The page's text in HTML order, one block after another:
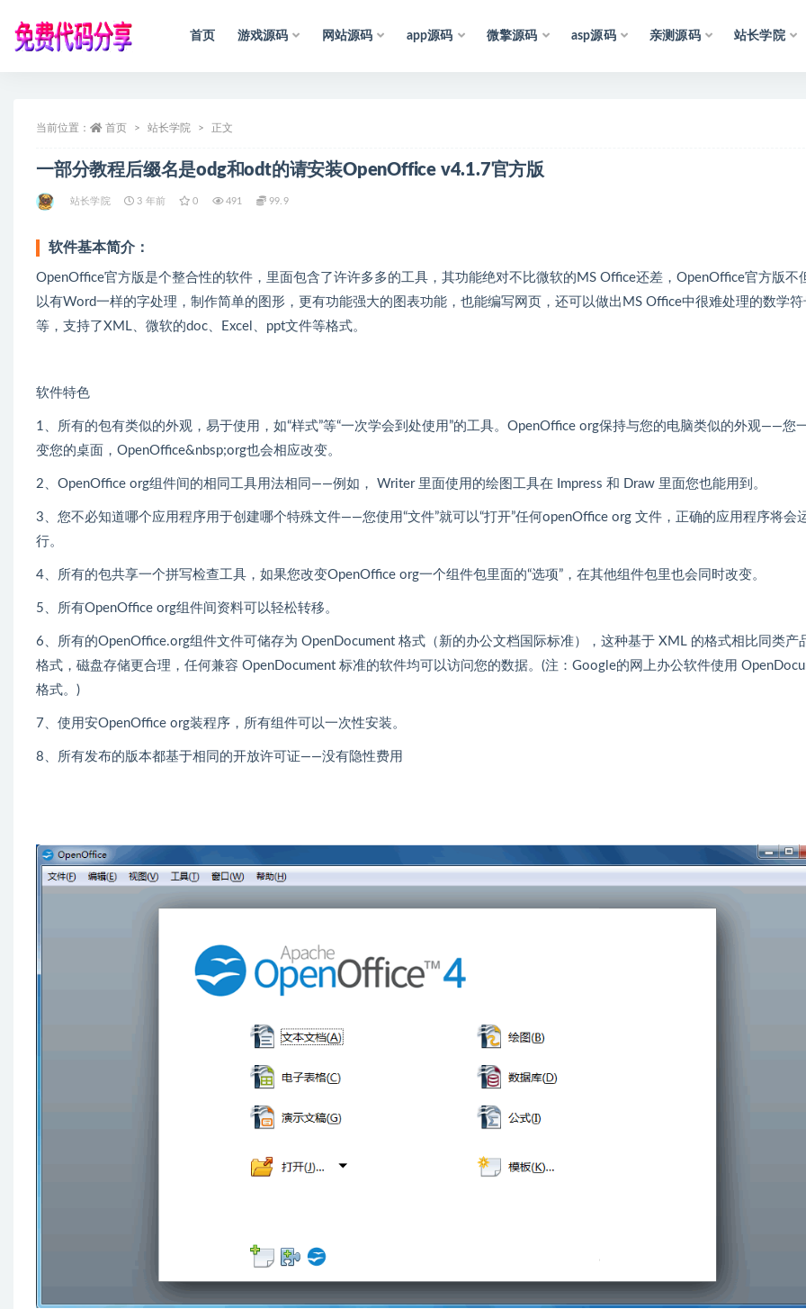
首页 游戏源码 网站源码 app源码 微擎源码 asp源码 亲测源码 站长学院
当前位置： 首页 站长学院 正文
一部分教程后缀名是odg和odt的请安装OpenOffice v4.1.7官方版
站长学院 3 年前 0 491 99.9
软件基本简介：
OpenOffice官方版是个整合性的软件，里面包含了许许多多的工具，其功能绝对不比微软的MS Office还差，OpenOffice官方版不
以有Word一样的字处理，制作简单的图形，更有功能强大的图表功能，也能编写网页，还可以做出MS Office中很难处理的数学符
等，支持了XML、微软的doc、Excel、ppt文件等格式。
软件特色
1、所有的包有类似的外观，易于使用，如“样式”等“一次学会到处使用”的工具。OpenOffice org保持与您的电脑类似的外观——您
变您的桌面，OpenOffice&nbsp;org也会相应改变。
2、OpenOffice org组件间的相同工具用法相同——例如， Writer 里面使用的绘图工具在 Impress 和 Draw 里面您也能用到。
3、您不必知道哪个应用程序用于创建哪个特殊文件——您使用“文件”就可以“打开”任何openOffice org 文件，正确的应用程序将会
行。
4、所有的包共享一个拼写检查工具，如果您改变OpenOffice org一个组件包里面的“选项”，在其他组件包里也会同时改变。
5、所有OpenOffice org组件间资料可以轻松转移。
6、所有的OpenOffice.org组件文件可储存为 OpenDocument 格式（新的办公文档国际标准），这种基于 XML 的格式相比同类产
格式，磁盘存储更合理，任何兼容 OpenDocument 标准的软件均可以访问您的数据。(注：Google的网上办公软件使用
格式。)
7、使用安OpenOffice org装程序，所有组件可以一次性安装。
8、所有发布的版本都基于相同的开放许可证——没有隐性费用